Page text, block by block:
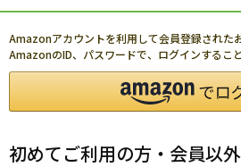
Amazonアカウントを利用して会員登録されたお
AmazonのID、パスワードで、ログインすること
初めてご利用の方・会員以